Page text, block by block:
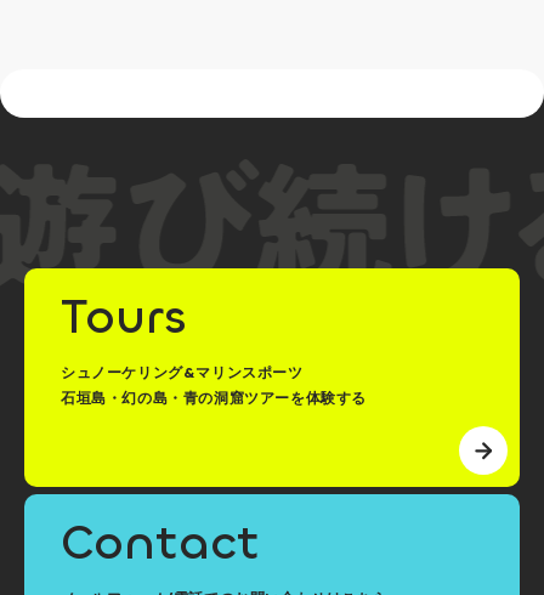
Tours
シュノーケリング&マリンスポーツ
石垣島・幻の島・青の洞窟ツアーを体験する
Contact